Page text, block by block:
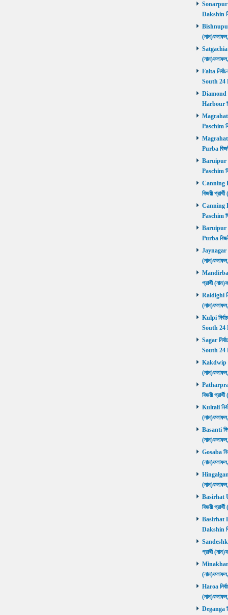
Sonarpur
Dakshin
Bishnupur
Satgachia
Falta
South 24
Diamond
Harbour
Magrahat
Paschim
Magrahat
Purba
Baruipur
Paschim
Canning
বিজয়ী
Canning
Paschim
Baruipur
Purba
Jaynagar
প্রার্থী
Raidighi
Kulpi
South 24
Sagar
South 24
Kakdwip
বিজয়ী
Kultali
Basanti
Gosaba
Hingalganj
Basirhat
বিজয়ী
Basirhat
Dakshin
প্রার্থী
Minakhan
Haroa
Deganga